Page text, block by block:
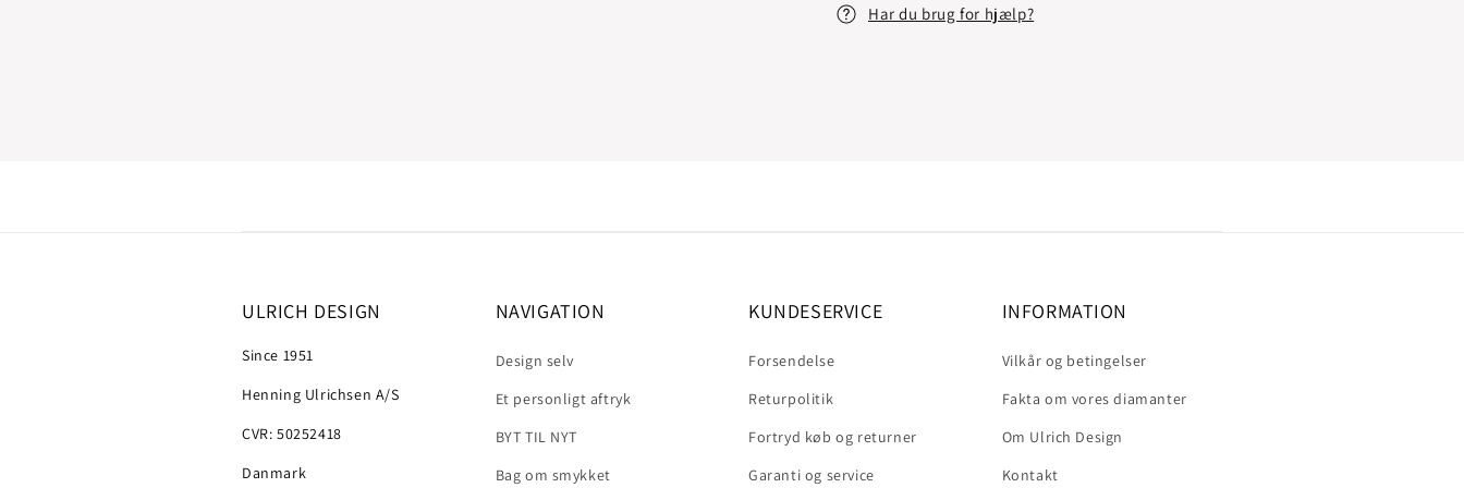
Har du brug for hjælp?
ULRICH DESIGN
Since 1951
Henning Ulrichsen A/S
CVR: 50252418
Danmark
NAVIGATION
Design selv
Et personligt aftryk
BYT TIL NYT
Bag om smykket
KUNDESERVICE
Forsendelse
Returpolitik
Fortryd køb og returner
Garanti og service
INFORMATION
Vilkår og betingelser
Fakta om vores diamanter
Om Ulrich Design
Kontakt